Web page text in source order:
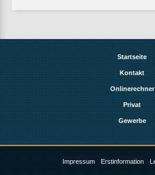
Startseite
Kontakt
Onlinerechner
Privat
Gewerbe
Impressum Erstinformation